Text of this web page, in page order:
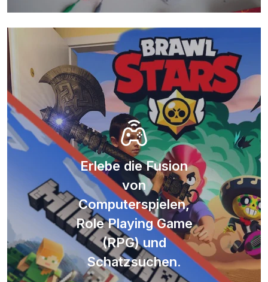
Erlebe die Fusion
von
Computerspielen,
Role Playing Game
(RPG) und
Schatzsuchen.